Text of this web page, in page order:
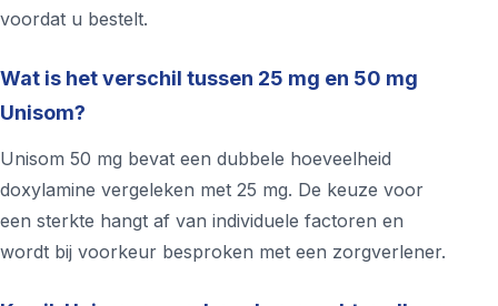
voordat u bestelt.
Wat is het verschil tussen 25 mg en 50 mg
Unisom?
Unisom 50 mg bevat een dubbele hoeveelheid
doxylamine vergeleken met 25 mg. De keuze voor
een sterkte hangt af van individuele factoren en
wordt bij voorkeur besproken met een zorgverlener.